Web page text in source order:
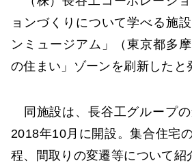
ョンづくりについて学べる施
ンミュージアム」（東京都多
の住まい」ゾーンを刷新したと
同施設は、長谷工グループ
2018年10月に開設。集合住宅
程、間取りの変遷等について紹